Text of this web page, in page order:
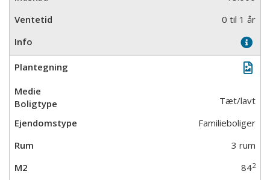
0 til 1 år
Tæt/lavt
Familieboliger
3 rum
842